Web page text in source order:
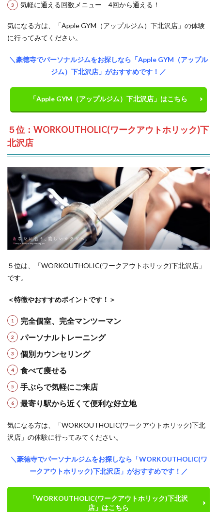
気軽に通える回数メニュー 4回から通える！
気になる方は、「Apple GYM（アップルジム）下北沢店」の体験
に行ってみてください。
＼豪徳寺でパーソナルジムをお探しなら「Apple GYM（アップル
ジム）下北沢店」がおすすめです！／
「Apple GYM（アップルジム）下北沢店」はこちら
５位：WORKOUTHOLIC(ワークアウトホリック)下
北沢店
５位は、「WORKOUTHOLIC(ワークアウトホリック)下北沢店」
です。
＜特徴やおすすめポイントです！＞
完全個室、完全マンツーマン
パーソナルトレーニング
個別カウンセリング
食べて痩せる
手ぶらで気軽にご来店
最寄り駅から近くて便利な好立地
気になる方は、「WORKOUTHOLIC(ワークアウトホリック)下北
沢店」の体験に行ってみてください。
＼豪徳寺でパーソナルジムをお探しなら「WORKOUTHOLIC(ワ
ークアウトホリック)下北沢店」がおすすめです！／
「WORKOUTHOLIC(ワークアウトホリック)下北沢
店」はこちら